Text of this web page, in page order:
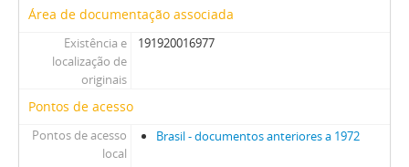
Área de documentação associada
Existência e
localização de
originais
191920016977
Pontos de acesso
Pontos de acesso
local
Brasil - documentos anteriores a 1972